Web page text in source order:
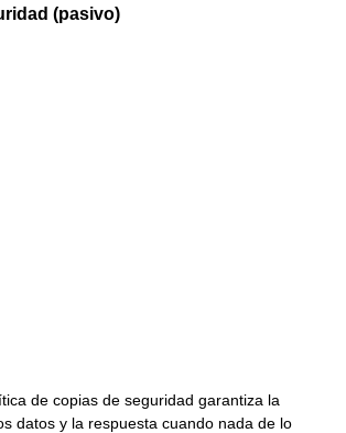
(pasivo)
de copias de seguridad garantiza la
datos y la respuesta cuando nada de lo